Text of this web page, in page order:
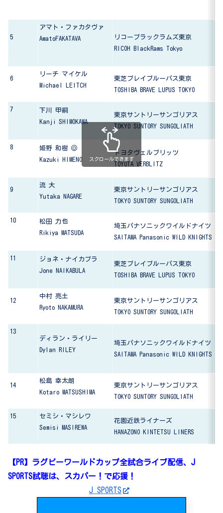
5
アマト・ファカタヴァ
AmatoFAKATAVA
リコーブラックラムズ東京
RICOH BlackRams Tokyo
6
リーチ マイケル
Michael LEITCH
東芝ブレイブルーパス東京
TOSHIBA BRAVE LUPUS TOKYO
7
下川 甲嗣
Kanji SHIMOKAWA
東京サントリーサンゴリアス
TOKYO SUNTORY SUNGOLIATH
8
姫野 和樹 ◎
Kazuki HIMENO
トヨタヴェルブリッツ
TOYOTA VERBLITZ
9
流 大
Yutaka NAGARE
東京サントリーサンゴリアス
TOKYO SUNTORY SUNGOLIATH
10
松田 力也
Rikiya MATSUDA
埼玉パナソニックワイルドナイツ
SAITAMA Panasonic WILD KNIGHTS
11
ジョネ・ナイカブラ
Jone NAIKABULA
東芝ブレイブルーパス東京
TOSHIBA BRAVE LUPUS TOKYO
12
中村 亮土
Ryoto NAKAMURA
東京サントリーサンゴリアス
TOKYO SUNTORY SUNGOLIATH
13
ディラン・ライリー
Dylan RILEY
埼玉パナソニックワイルドナイツ
SAITAMA Panasonic WILD KNIGHTS
14
松島 幸太朗
Kotaro MATSUSHIMA
東京サントリーサンゴリアス
TOKYO SUNTORY SUNGOLIATH
15
セミシ・マシレワ
Semisi MASIREWA
花園近鉄ライナーズ
HANAZONO KINTETSU LINERS
スクロールできます
【PR】ラグビーワールドカップ全試合ライブ配信、J
SPORTS試聴は、スカパー！で応援！
J SPORTS